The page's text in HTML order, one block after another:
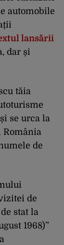
automobile
lansării
dar și
tăia
se urca la
de
de
stat la
1968)”